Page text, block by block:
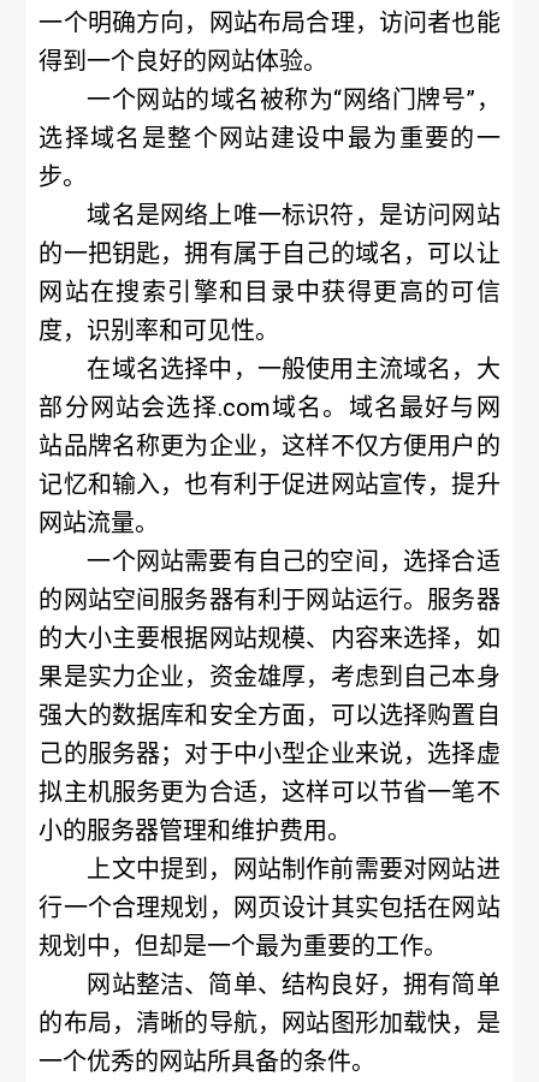
一个明确方向，网站布局合理，访问者也能
得到一个良好的网站体验。
一个网站的域名被称为“网络门牌号”，
选择域名是整个网站建设中最为重要的一
步。
域名是网络上唯一标识符，是访问网站
的一把钥匙，拥有属于自己的域名，可以让
网站在搜索引擎和目录中获得更高的可信
度，识别率和可见性。
在域名选择中，一般使用主流域名，大
部分网站会选择.com域名。域名最好与网
站品牌名称更为企业，这样不仅方便用户的
记忆和输入，也有利于促进网站宣传，提升
网站流量。
一个网站需要有自己的空间，选择合适
的网站空间服务器有利于网站运行。服务器
的大小主要根据网站规模、内容来选择，如
果是实力企业，资金雄厚，考虑到自己本身
强大的数据库和安全方面，可以选择购置自
己的服务器；对于中小型企业来说，选择虚
拟主机服务更为合适，这样可以节省一笔不
小的服务器管理和维护费用。
上文中提到，网站制作前需要对网站进
行一个合理规划，网页设计其实包括在网站
规划中，但却是一个最为重要的工作。
网站整洁、简单、结构良好，拥有简单
的布局，清晰的导航，网站图形加载快，是
一个优秀的网站所具备的条件。